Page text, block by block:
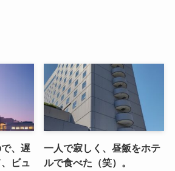
、遅
ビュ
一人で寂しく、昼飯をホテ
ルで食べた（笑）。